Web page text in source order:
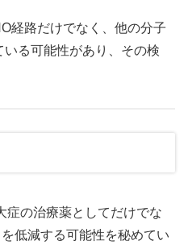
経路だけでなく、他の分子
る可能性があり、その検
症の治療薬としてだけでな
低減する可能性を秘めてい